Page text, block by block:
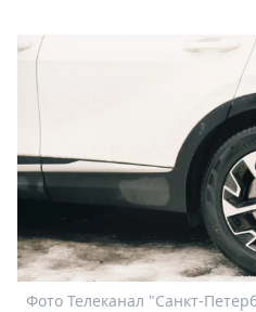
Спецпроекты
Звезды
Выборы
Скачай
Metro
Фото Телеканал "Санкт-